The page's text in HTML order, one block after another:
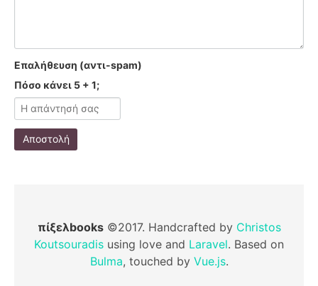
Επαλήθευση (αντι-spam)
Πόσο κάνει 5 + 1;
Αποστολή
πίξελbooks©2017. Handcrafted by Christos
Koutsouradis using love and Laravel. Based on
Bulma, touched by Vue.js.